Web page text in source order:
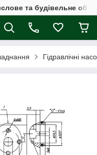
та будівельне
Гідравлічні